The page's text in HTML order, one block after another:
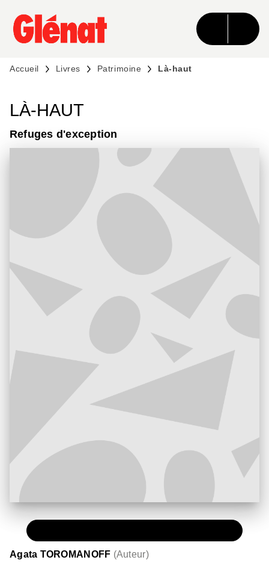
MENU RECHERCHE CONTENU
PIED DE PAGE
Accueil Livres Patrimoine Là-haut
LÀ-HAUT
Refuges d'exception
Agata TOROMANOFF (Auteur)